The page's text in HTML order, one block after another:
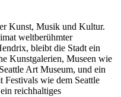
Kunst, Musik und Kultur.
weltberühmter
bleibt die Stadt ein
Kunstgalerien, Museen wie
Art Museum, und ein
Festivals wie dem Seattle
reichhaltiges